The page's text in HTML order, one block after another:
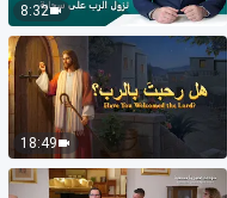
57:49
(5) (القسم الخامس)
8:32
18:49